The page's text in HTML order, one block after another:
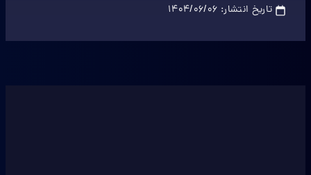
تاریخ انتشار: ۱۴۰۴/۰۶/۰۶